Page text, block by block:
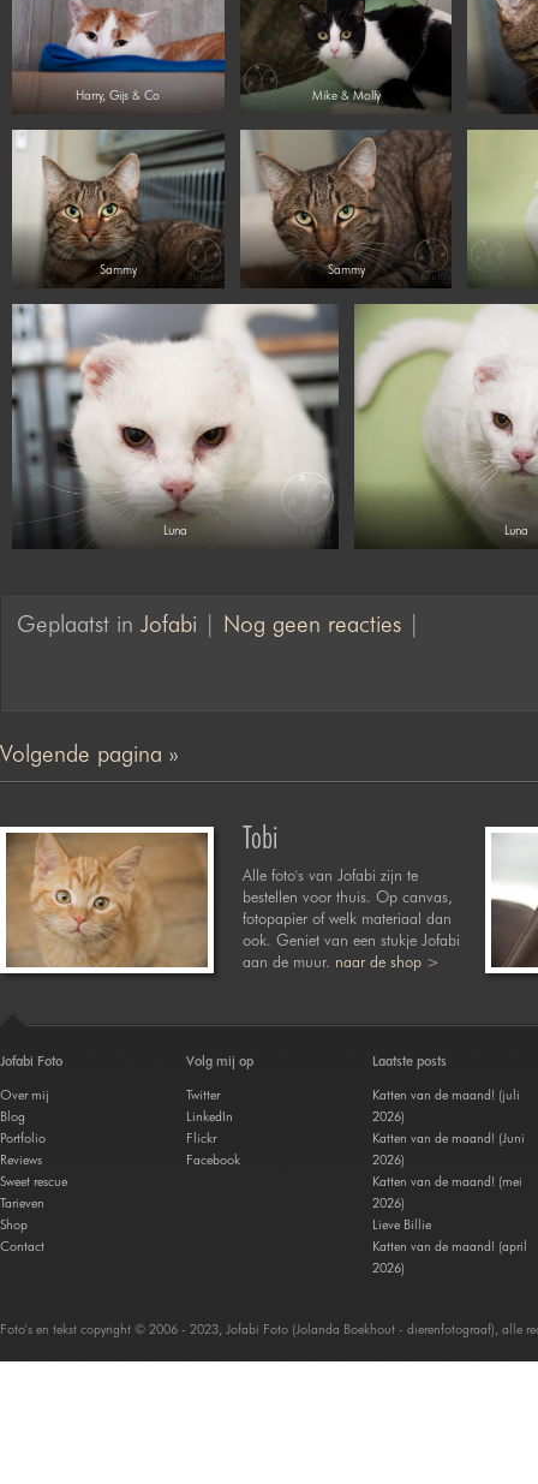
Harry, Gijs & Co Mike & Molly
Sammy Sammy
Luna Luna
Geplaatst in Jofabi Nog geen reacties
Volgende pagina »
Tobi
Alle foto's van Jofabi zijn te
bestellen voor thuis. Op canvas,
fotopapier of welk materiaal dan
ook. Geniet van een stukje Jofabi
aan de muur. naar de shop >
Jofabi Foto
Over mij
Blog
Portfolio
Reviews
Sweet rescue
Tarieven
Shop
Contact
Volg mij op
Twitter
LinkedIn
Flickr
Facebook
Laatste posts
Katten van de maand! (juli
2026)
Katten van de maand! (Juni
2026)
Katten van de maand! (mei
2026)
Lieve Billie
Katten van de maand! (april
2026)
Foto's en tekst copyright © 2006 - 2023, Jofabi Foto (Jolanda Boekhout - dierenfotograaf), alle